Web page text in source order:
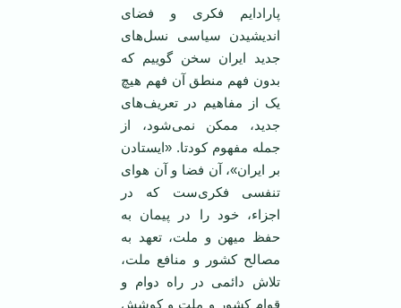
پارادایم فکری و فضای
اندیشیدن سیاسی نسل‌های
جدید ایران سخن گوییم که
بدون فهم منطق آن فهم هیچ
یک از مفاهیم در تعریف‌های
جدید، ممکن نمی‌شود، از
جمله مفهوم کودتا. «ایستادن
بر ایران»، آن فضا و آن هوای
تنفسی فکری‌ست که در
اجزاء، خود را در پیمان به
حفظ میهن و ملت، تعهد به
مصالح کشور و منافع ملت،
تلاش دائمی در راه دوام و
قوام کشور و ملت و کوشش